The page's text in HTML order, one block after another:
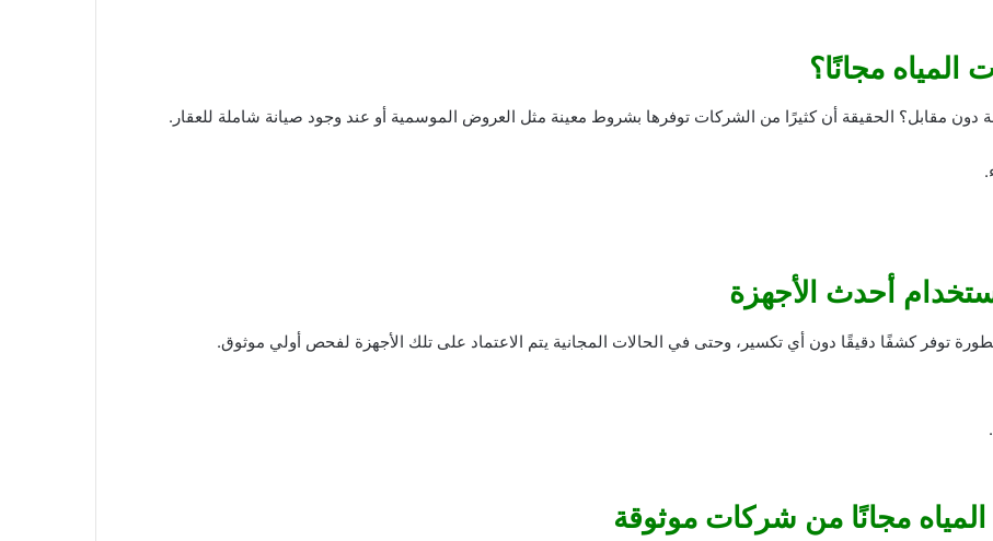
مجانًا؟
مقابل؟ الحقيقة أن كثيرًا من الشركات توفرها بشروط معينة مثل العروض الموسمية أو عند وجود صيانة شاملة للعقار.
أحدث الأجهزة
توفر كشفًا دقيقًا دون أي تكسير، وحتى في الحالات المجانية يتم الاعتماد على تلك الأجهزة لفحص أولي موثوق.
مجانًا من شركات موثوقة